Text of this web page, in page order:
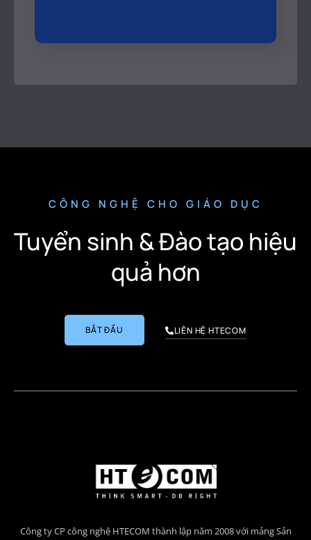
CÔNG NGHỆ CHO GIÁO DỤC
Tuyển sinh & Đào tạo hiệu
quả hơn
BẮT ĐẦU LIÊN HỆ HTECOM
Công ty CP công nghệ HTECOM thành lập năm 2008 với mảng Sản